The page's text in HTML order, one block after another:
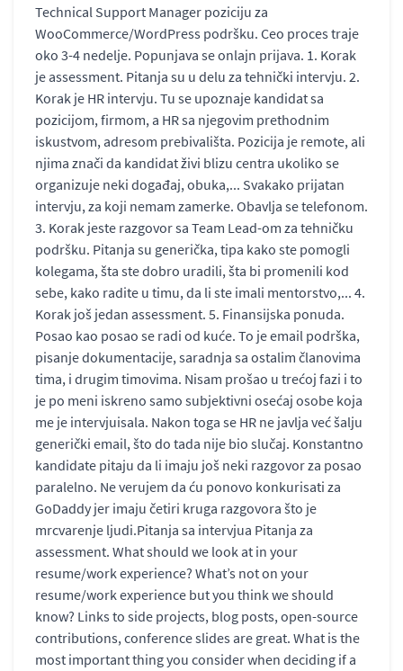
Technical Support Manager poziciju za
WooCommerce/WordPress podršku. Ceo proces traje
oko 3-4 nedelje. Popunjava se onlajn prijava. 1. Korak
je assessment. Pitanja su u delu za tehnički intervju. 2.
Korak je HR intervju. Tu se upoznaje kandidat sa
pozicijom, firmom, a HR sa njegovim prethodnim
iskustvom, adresom prebivališta. Pozicija je remote, ali
njima znači da kandidat živi blizu centra ukoliko se
organizuje neki događaj, obuka,... Svakako prijatan
intervju, za koji nemam zamerke. Obavlja se telefonom.
3. Korak jeste razgovor sa Team Lead-om za tehničku
podršku. Pitanja su generička, tipa kako ste pomogli
kolegama, šta ste dobro uradili, šta bi promenili kod
sebe, kako radite u timu, da li ste imali mentorstvo,... 4.
Korak još jedan assessment. 5. Finansijska ponuda.
Posao kao posao se radi od kuće. To je email podrška,
pisanje dokumentacije, saradnja sa ostalim članovima
tima, i drugim timovima. Nisam prošao u trećoj fazi i to
je po meni iskreno samo subjektivni osećaj osobe koja
me je intervjuisala. Nakon toga se HR ne javlja već šalju
generički email, što do tada nije bio slučaj. Konstantno
kandidate pitaju da li imaju još neki razgovor za posao
paralelno. Ne verujem da ću ponovo konkurisati za
GoDaddy jer imaju četiri kruga razgovora što je
mrcvarenje ljudi.Pitanja sa intervjua Pitanja za
assessment. What should we look at in your
resume/work experience? What’s not on your
resume/work experience but you think we should
know? Links to side projects, blog posts, open-source
contributions, conference slides are great. What is the
most important thing you consider when deciding if a